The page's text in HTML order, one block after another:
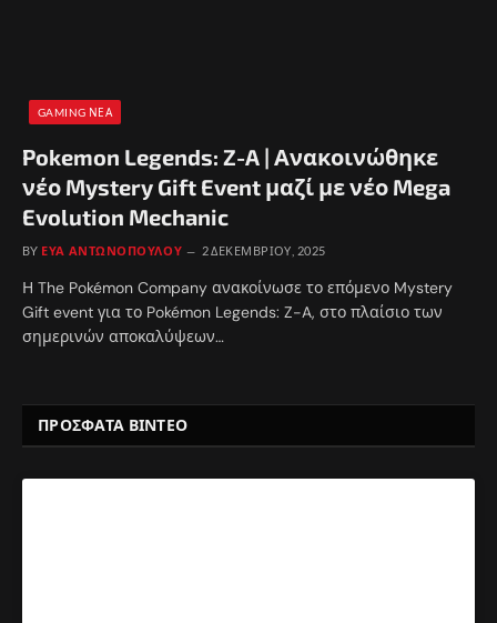
GAMING ΝΈΑ
Pokemon Legends: Z-A | Ανακοινώθηκε
νέο Mystery Gift Event μαζί με νέο Mega
Evolution Mechanic
BY ΕΎΑ ΑΝΤΩΝΟΠΟΎΛΟΥ 2 ΔΕΚΕΜΒΡΊΟΥ, 2025
Η The Pokémon Company ανακοίνωσε το επόμενο Mystery
Gift event για το Pokémon Legends: Z-A, στο πλαίσιο των
σημερινών αποκαλύψεων…
ΠΡΟΣΦΑΤΑ ΒΙΝΤΕΟ